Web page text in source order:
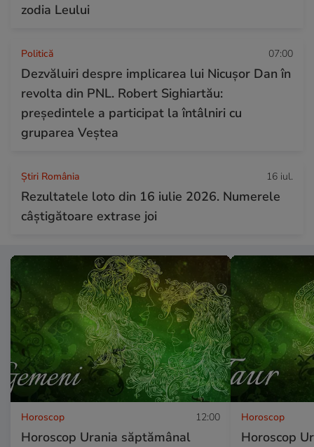
zodia Leului
Politică 07:00
Dezvăluiri despre implicarea lui Nicușor Dan în
revolta din PNL. Robert Sighiartău:
președintele a participat la întâlniri cu
gruparea Veștea
Știri România 16 iul.
Rezultatele loto din 16 iulie 2026. Numerele
câștigătoare extrase joi
Horoscop 12:00
Horoscop Urania săptămânal
Horoscop
Horoscop